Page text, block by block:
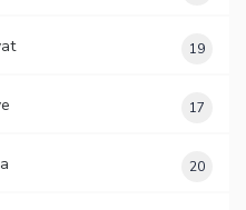
19
17
20